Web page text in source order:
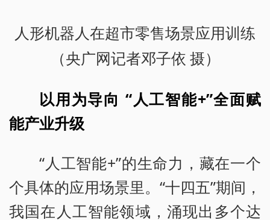
人形机器人在超市零售场景应用训练
（央广网记者邓子依 摄）
以用为导向 “人工智能+”全面赋
能产业升级
“人工智能+”的生命力，藏在一个
个具体的应用场景里。“十四五”期间，
我国在人工智能领域，涌现出多个达